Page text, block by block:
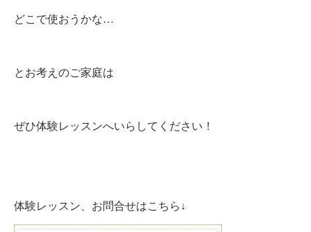
どこで使おうかな…
とお考えのご家庭は
ぜひ体験レッスンへいらしてください！
体験レッスン、お問合せはこちら↓